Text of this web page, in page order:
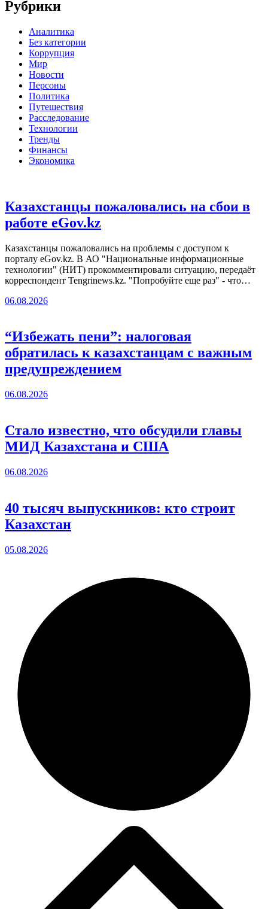
Рубрики
Аналитика
Без категории
Коррупция
Мир
Новости
Персоны
Политика
Путешествия
Расследование
Технологии
Тренды
Финансы
Экономика
Казахстанцы пожаловались на сбои в
работе eGov.kz
Казахстанцы пожаловались на проблемы с доступом к
порталу eGov.kz. В АО "Национальные информационные
технологии" (НИТ) прокомментировали ситуацию, передаёт
корреспондент Tengrinews.kz. "Попробуйте еще раз" - что…
06.08.2026
“Избежать пени”: налоговая
обратилась к казахстанцам с важным
предупреждением
06.08.2026
Стало известно, что обсудили главы
МИД Казахстана и США
06.08.2026
40 тысяч выпускников: кто строит
Казахстан
05.08.2026